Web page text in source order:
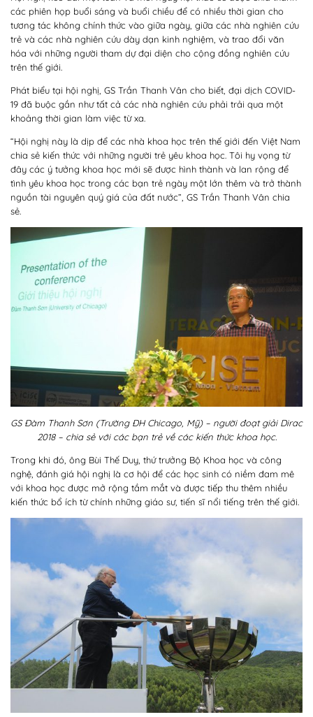
các phiên họp buổi sáng và buổi chiều để có nhiều thời gian cho
tương tác không chính thức vào giữa ngày, giữa các nhà nghiên cứu
trẻ và các nhà nghiên cứu dày dạn kinh nghiệm, và trao đổi văn
hóa với những người tham dự đại diện cho cộng đồng nghiên cứu
trên thế giới.
Phát biểu tại hội nghị, GS Trần Thanh Vân cho biết, đại dịch COVID-
19 đã buộc gần như tất cả các nhà nghiên cứu phải trải qua một
khoảng thời gian làm việc từ xa.
“Hội nghị này là dịp để các nhà khoa học trên thế giới đến Việt Nam
chia sẻ kiến thức với những người trẻ yêu khoa học. Tôi hy vọng từ
đây các ý tưởng khoa học mới sẽ được hình thành và lan rộng để
tình yêu khoa học trong các bạn trẻ ngày một lớn thêm và trở thành
nguồn tài nguyên quý giá của đất nước”, GS Trần Thanh Vân chia
sẻ.
GS Đàm Thanh Sơn (Trường ĐH Chicago, Mỹ) – người đoạt giải Dirac
2018 – chia sẻ với các bạn trẻ về các kiến thức khoa học.
Trong khi đó, ông Bùi Thế Duy, thứ trưởng Bộ Khoa học và công
nghệ, đánh giá hội nghị là cơ hội để các học sinh có niềm đam mê
với khoa học được mở rộng tầm mắt và được tiếp thu thêm nhiều
kiến thức bổ ích từ chính những giáo sư, tiến sĩ nổi tiếng trên thế giới.